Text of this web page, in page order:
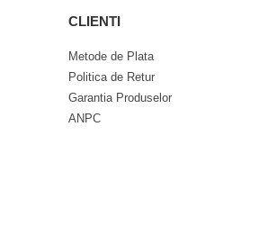
CLIENTI
Metode de Plata
Politica de Retur
Garantia Produselor
ANPC